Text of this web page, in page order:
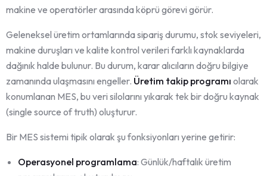
makine ve operatörler arasında köprü görevi görür.
Geleneksel üretim ortamlarında sipariş durumu, stok seviyeleri,
makine duruşları ve kalite kontrol verileri farklı kaynaklarda
dağınık halde bulunur. Bu durum, karar alıcıların doğru bilgiye
zamanında ulaşmasını engeller. Üretim takip programı olarak
konumlanan MES, bu veri silolarını yıkarak tek bir doğru kaynak
(single source of truth) oluşturur.
Bir MES sistemi tipik olarak şu fonksiyonları yerine getirir:
Operasyonel programlama: Günlük/haftalık üretim